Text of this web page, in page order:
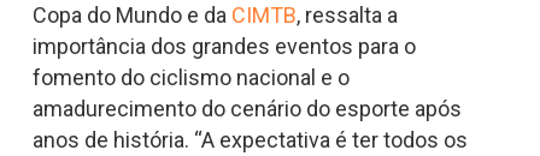
Copa do Mundo e da CIMTB, ressalta a
importância dos grandes eventos para o
fomento do ciclismo nacional e o
amadurecimento do cenário do esporte após
anos de história. “A expectativa é ter todos os